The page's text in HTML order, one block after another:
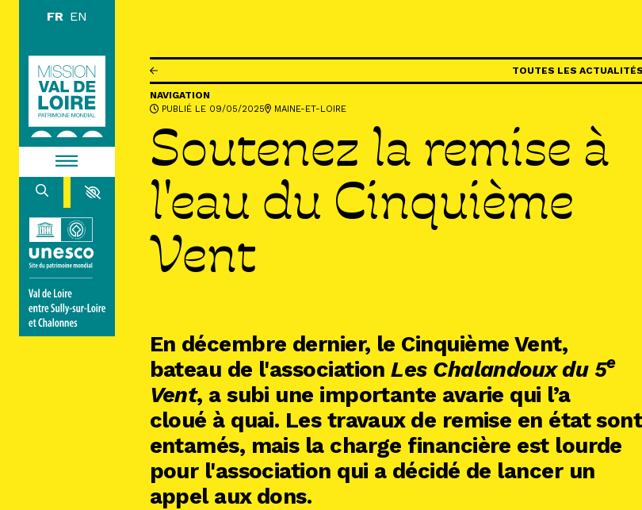
TOUTES LES ACTUALITÉS
NAVIGATION
PUBLIÉ LE 09/05/2025 MAINE-ET-LOIRE
Soutenez la remise à
l'eau du Cinquième
Vent
En décembre dernier, le Cinquième Vent,
bateau de l'associationLes Chalandoux du 5e
Vent, a subi une importante avarie qui l’a
cloué à quai. Les travaux de remise en état sont
entamés, mais la charge financière est lourde
pour l'association qui a décidé de lancer un
appel aux dons.
DÉCOUVRIR
EXPLORER
ARPENTER
HABITER